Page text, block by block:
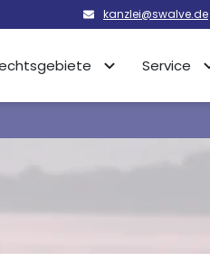
kanzlei@swalve.de
Service